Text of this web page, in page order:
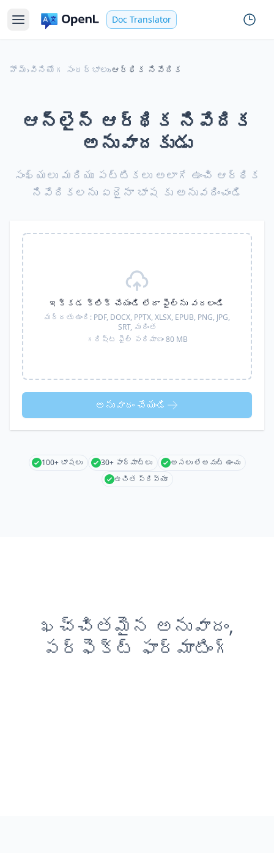
Doc Translator
హోమ్›వినియోగ సందర్భాలు›ఆర్థిక నివేదిక
ఆన్‌లైన్ ఆర్థిక నివేదిక
అనువాదకుడు
సంఖ్యలు మరియు పట్టికలు అలాగే ఉంచి ఆర్థిక
నివేదికలను ఏదైనా భాష కు అనువదించండి
ఇక్కడ క్లిక్ చేయండి లేదా ఫైల్‌ను వదలండి
మద్దతు ఉంది: PDF, DOCX, PPTX, XLSX, EPUB, PNG, JPG,
SRT, మరింత
గరిష్ట ఫైల్ పరిమాణం 80 MB
అనువాదం చేయండి
100+ భాషలు 30+ ఫార్మాట్లు
అసలు లేఅవుట్ ఉంచు
ఉచిత ప్రివ్యూ
ఖచ్చితమైన అనువాదం,
పర్ఫెక్ట్ ఫార్మాటింగ్